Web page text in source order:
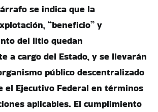
se indica que la
“beneficio” y
del litio quedan
a cargo del Estado, y se llevarán
público descentralizado
el Ejecutivo Federal en términos
aplicables. El cumplimiento